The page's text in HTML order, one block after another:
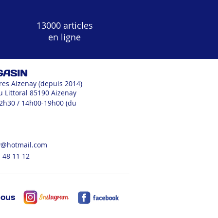
13000 articles
en ligne
Aizenay (depuis 2014)
Littoral 85190 Aizenay
/ 14h00-19h00 (du
48 11 12